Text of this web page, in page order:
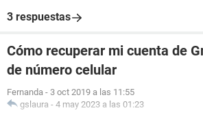
3 respuestas
Cómo recuperar mi cuenta de
de número celular
Fernanda - 3 oct 2019 a las 11:55
gslaura - 4 may 2023 a las 01:23